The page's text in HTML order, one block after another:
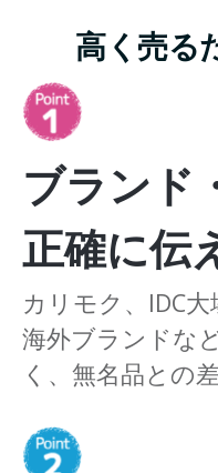
高く売る
ブランド
正確に伝
カリモク、IDC大
海外ブランドな
く、無名品との